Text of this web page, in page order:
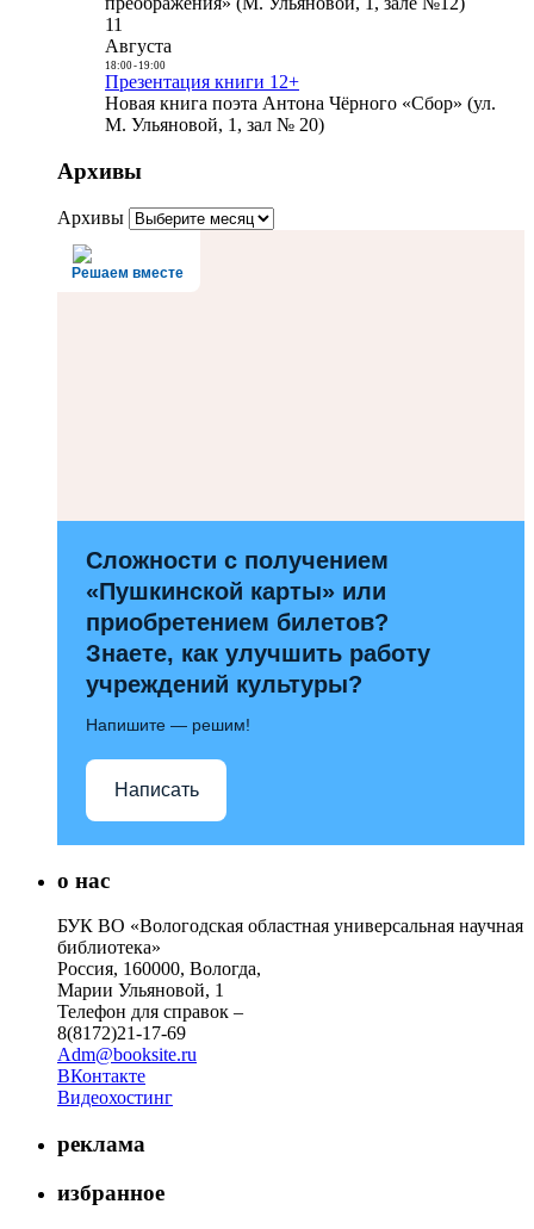
11
Августа
18:00- 19:00
Презентация книги 12+
Новая книга поэта Антона Чёрного «Сбор» (ул.
М. Ульяновой, 1, зал № 20)
Архивы
Архивы
Решаем вместе
Сложности с получением
«Пушкинской карты» или
приобретением билетов?
Знаете, как улучшить работу
учреждений культуры?
Напишите — решим!
Написать
о нас
БУК ВО «Вологодская областная универсальная научная
библиотека»
Россия, 160000, Вологда,
Марии Ульяновой, 1
Телефон для справок –
8(8172)21-17-69
Adm@booksite.ru
ВКонтакте
Видеохостинг
реклама
избранное